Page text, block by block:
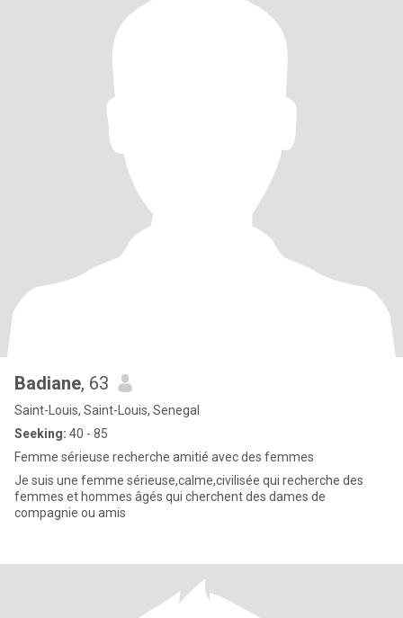
Badiane, 63
Saint-Louis, Saint-Louis, Senegal
Seeking: 40 - 85
Femme sérieuse recherche amitié avec des femmes
Je suis une femme sérieuse,calme,civilisée qui recherche des
femmes et hommes âgés qui cherchent des dames de
compagnie ou amis